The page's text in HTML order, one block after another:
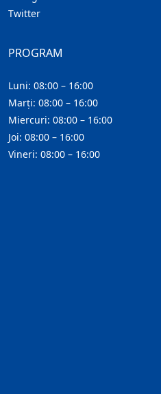
Twitter
PROGRAM
Luni: 08:00 – 16:00
Marți: 08:00 – 16:00
Miercuri: 08:00 – 16:00
Joi: 08:00 – 16:00
Vineri: 08:00 – 16:00